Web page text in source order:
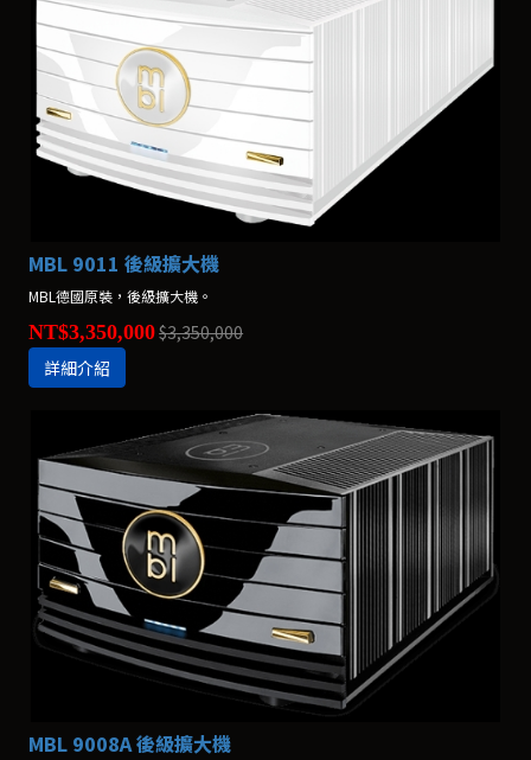
MBL 9011 後級擴大機
MBL德國原裝，後級擴大機。
NT$3,350,000$3,350,000
詳細介紹
MBL 9008A 後級擴大機